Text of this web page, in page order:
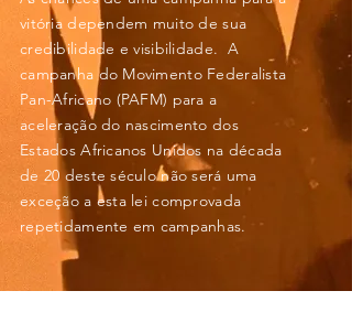
vitória dependem muito de sua
credibilidade e visibilidade. A
campanha do Movimento Federalista
Pan-Africano (PAFM) para a
aceleração do nascimento dos
Estados Africanos Unidos na década
de 20 deste século não será uma
exceção a esta lei comprovada
repetidamente em campanhas.